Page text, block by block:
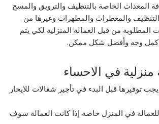
المعدات الخاصة بالتنظيف والترويق والمسح
والمعطرات والمطهرات وغيرها من
المطلوبة من قبل العمالة المنزلية لكي يتم
أكمل وجه وأفضل شكل ممكن.
في الاحساء
توفيرها قبل البدء في تأجير شغالات للايجار
في المنزل خاصة إذا كانت العمالة سوف